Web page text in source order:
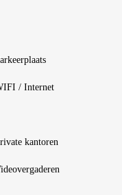
/ Internet
kantoren